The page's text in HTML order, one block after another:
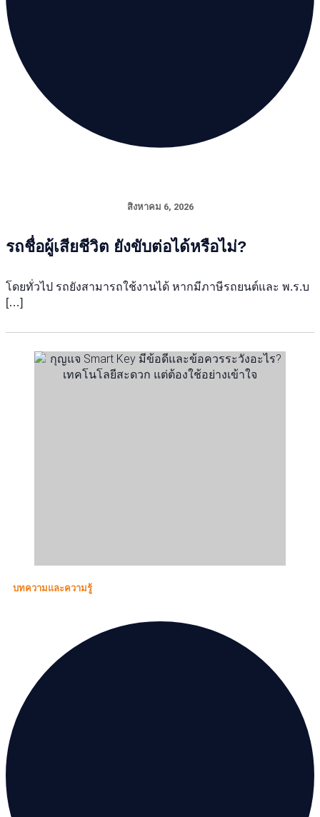
สิงหาคม 6, 2026
รถชื่อผู้เสียชีวิต ยังขับต่อได้หรือไม่?
โดยทั่วไป รถยังสามารถใช้งานได้ หากมีภาษีรถยนต์และ พ.ร.บ
[…]
บทความและความรู้